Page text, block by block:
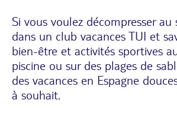
Si vous voulez décompresser au
dans un club vacances TUI et
bien-être et activités sportives
piscine ou sur des plages de
des vacances en Espagne
à souhait.